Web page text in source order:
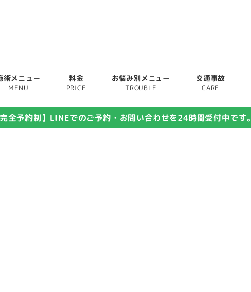
術メニュー
MENU
料金
PRICE
お悩み別メニュー
TROUBLE
交通事故
CARE
全予約制】LINEでのご予約・お問い合わせを24時間受付中です。